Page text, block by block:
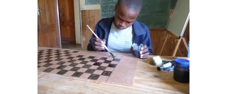
Startseite
Über uns
Satzung
Mitgliedschaft
Spenden
Rechenschaftsberichte